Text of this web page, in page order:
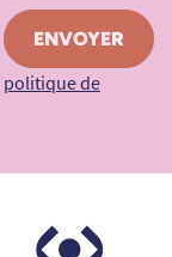
politique de